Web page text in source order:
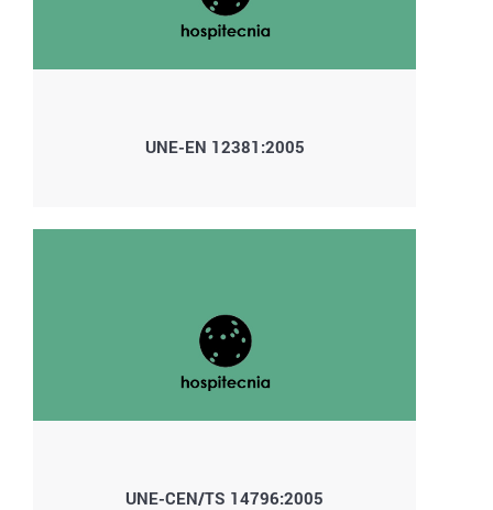
UNE-EN 12381:2005
UNE-CEN/TS 14796:2005